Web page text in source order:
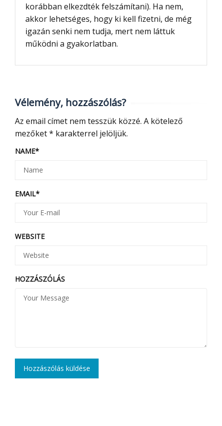
korábban elkezdték felszámítani). Ha nem,
akkor lehetséges, hogy ki kell fizetni, de még
igazán senki nem tudja, mert nem láttuk
működni a gyakorlatban.
Vélemény, hozzászólás?
Az email címet nem tesszük közzé. A kötelező
mezőket* karakterrel jelöljük.
NAME*
EMAIL*
WEBSITE
HOZZÁSZÓLÁS